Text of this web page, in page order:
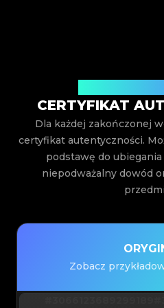
CERTYFIKAT
Dla każdej zakończonej
certyfikat autentyczności.
podstawę do
niepodważalny dowód
Zobacz